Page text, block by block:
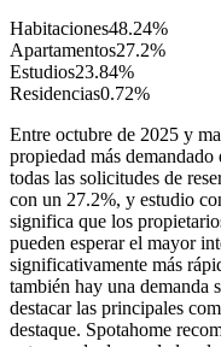
Habitaciones48.24%
Apartamentos27.2%
Estudios23.84%
Residencias0.72%
Entre octubre de 2025 y
propiedad más
todas las solicitudes de
con un 27.2%, y estudio
significa que los
pueden esperar el mayor
significativamente más
también hay una
destacar las principales
destaque. Spotahome